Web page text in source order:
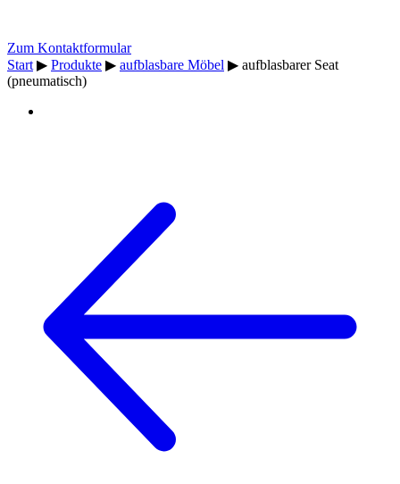
Zum Kontaktformular
Start ▶ Produkte ▶ aufblasbare Möbel ▶ aufblasbarer Seat
(pneumatisch)